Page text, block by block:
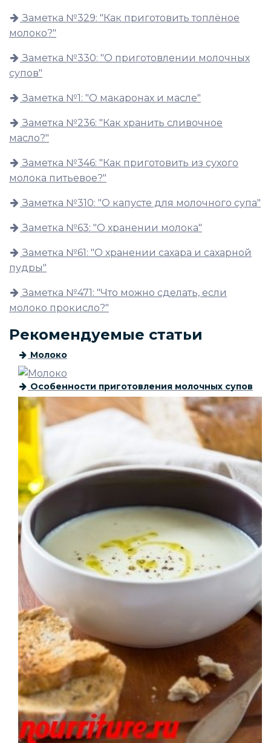
Заметка №329: "Как приготовить топлёное
молоко?"
Заметка №330: "О приготовлении молочных
супов"
Заметка №1: "О макаронах и масле"
Заметка №236: "Как хранить сливочное
масло?"
Заметка №346: "Как приготовить из сухого
молока питьевое?"
Заметка №310: "О капусте для молочного супа"
Заметка №63: "О хранении молока"
Заметка №61: "О хранении сахара и сахарной
пудры"
Заметка №471: "Что можно сделать, если
молоко прокисло?"
Рекомендуемые статьи
Молоко
Особенности приготовления молочных супов